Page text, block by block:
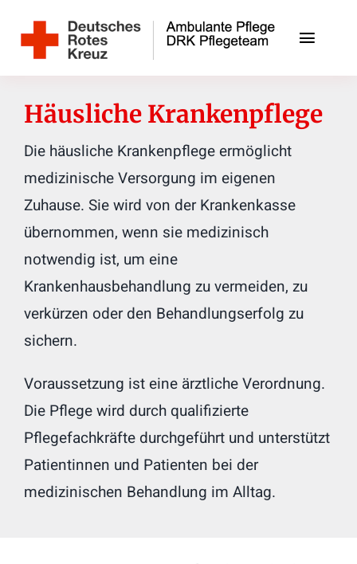
Inhalt
Toggle
Unser Team
Jobs
Kontakt
DRK-Ortsverein Schwarzenbek
Häusliche Krankenpflege
Die häusliche Krankenpflege ermöglicht
medizinische Versorgung im eigenen
Zuhause. Sie wird von der Krankenkasse
übernommen, wenn sie medizinisch
notwendig ist, um eine
Krankenhausbehandlung zu vermeiden, zu
verkürzen oder den Behandlungserfolg zu
sichern.
Voraussetzung ist eine ärztliche Verordnung.
Die Pflege wird durch qualifizierte
Pflegefachkräfte durchgeführt und unterstützt
Patientinnen und Patienten bei der
medizinischen Behandlung im Alltag.